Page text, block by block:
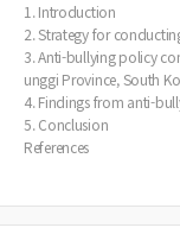
1. Introduction
2. Strategy for
3. Anti-bullying policy
unggi Province, South
4. Findings from anti-
5. Conclusion
References